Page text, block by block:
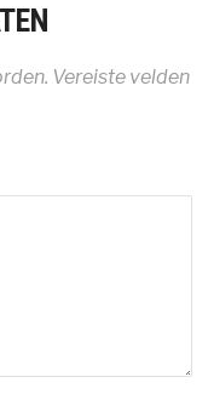
Vereiste velden